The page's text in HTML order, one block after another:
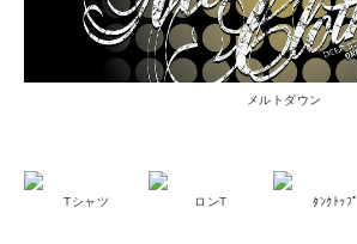
メルトダウン
Tシャツ ロンT ﾀﾝｸﾄｯﾌﾟ